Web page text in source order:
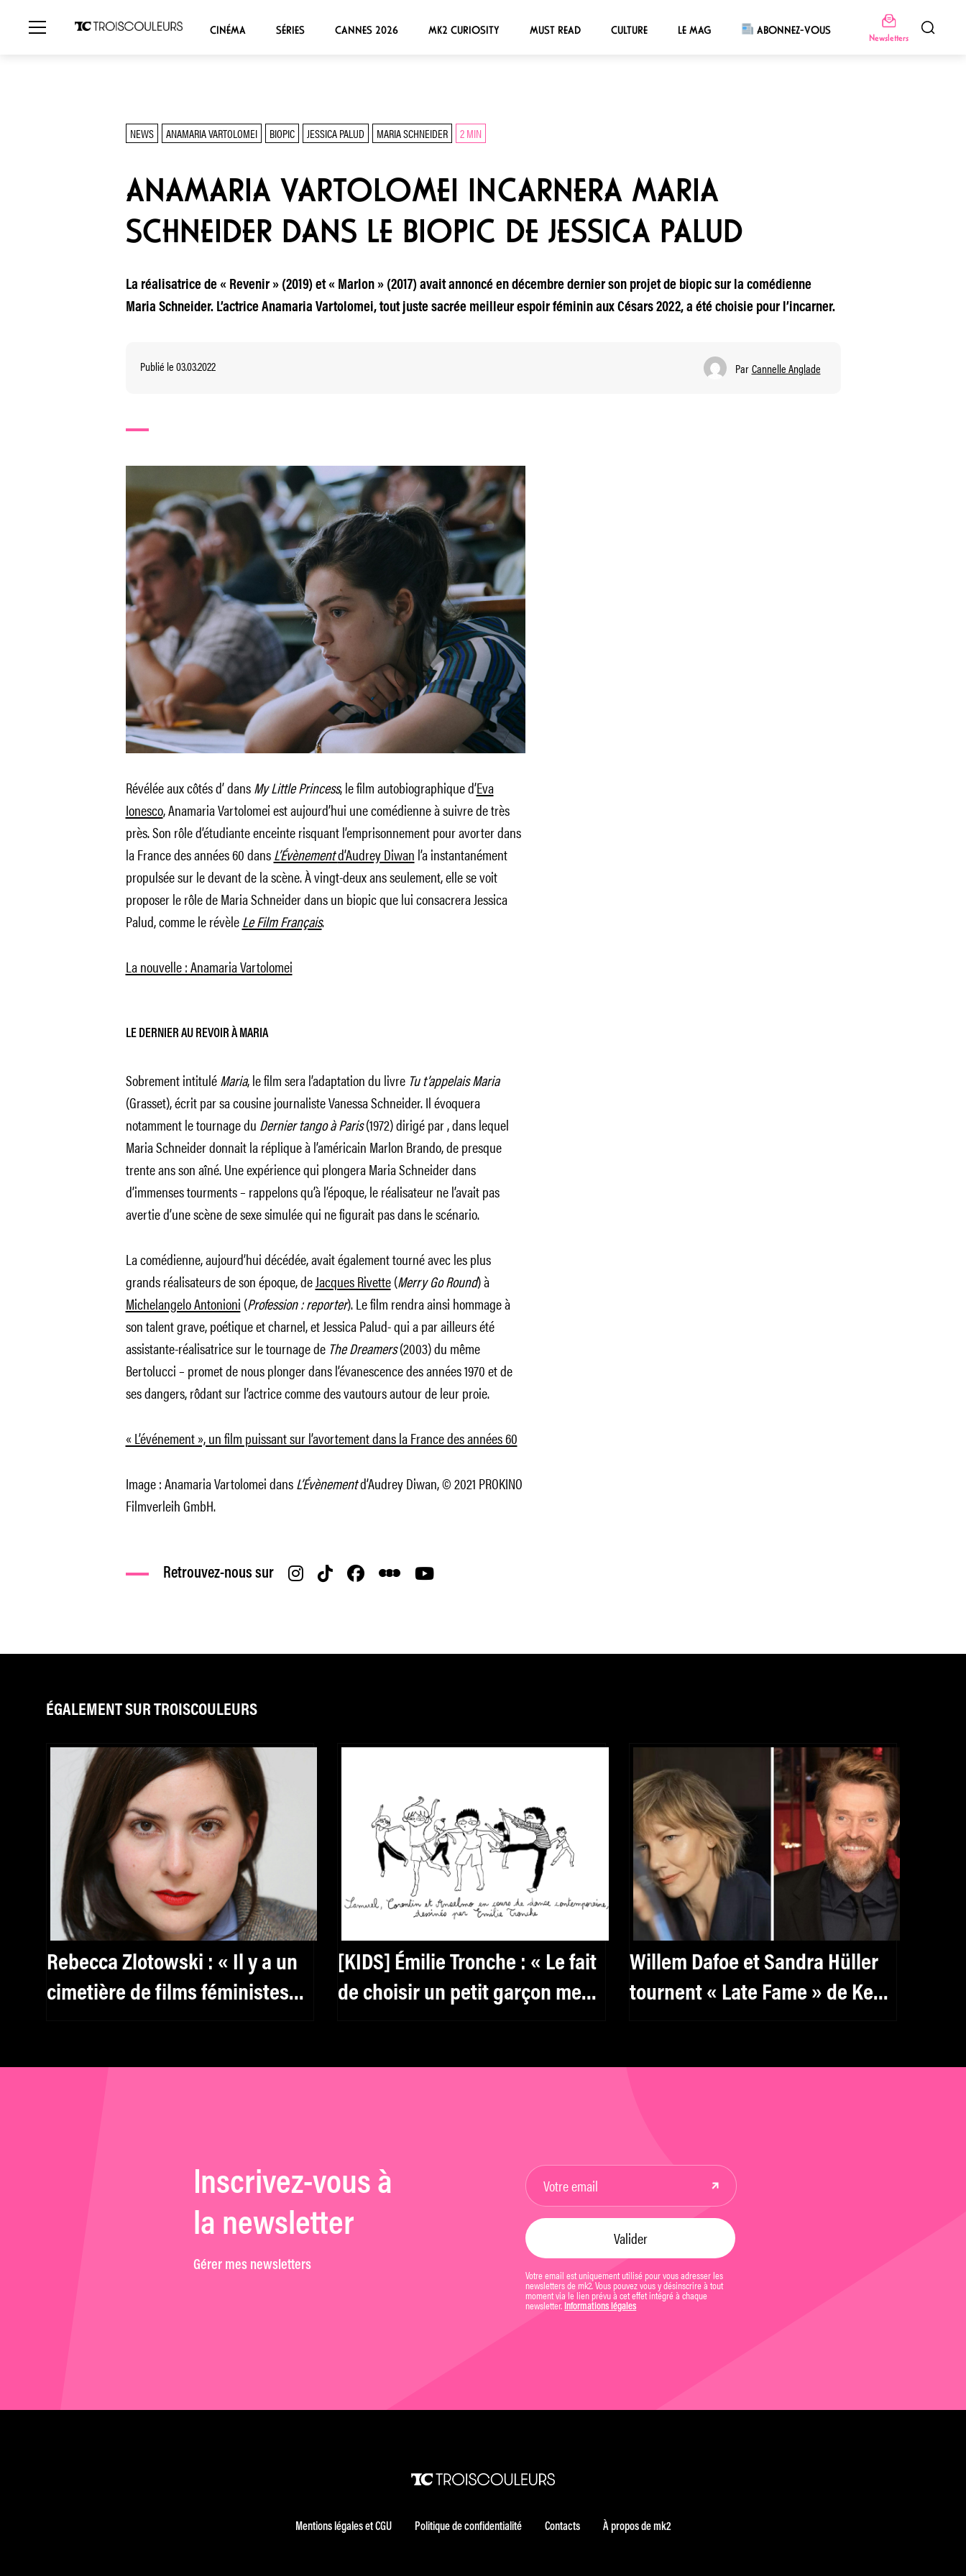
CINÉMA SÉRIES CANNES 2026 MK2 CURIOSITY MUST READ CULTURE LE MAG ABONNEZ-VOUS
Newsletters
NEWS ANAMARIA VARTOLOMEI BIOPIC JESSICA PALUD MARIA SCHNEIDER 2 MIN
ANAMARIA VARTOLOMEI INCARNERA MARIA
SCHNEIDER DANS LE BIOPIC DE JESSICA PALUD
La réalisatrice de « Revenir » (2019) et « Marlon » (2017) avait annoncé en décembre dernier son projet de biopic sur la comédienne
Maria Schneider. L’actrice Anamaria Vartolomei, tout juste sacrée meilleur espoir féminin aux Césars 2022, a été choisie pour l’incarner.
Publié le 03.03.2022 Par Cannelle Anglade
Révélée aux côtés d’ dansMy Little Princess, le film autobiographique d’Eva
Ionesco, Anamaria Vartolomei est aujourd’hui une comédienne à suivre de très
près. Son rôle d’étudiante enceinte risquant l’emprisonnement pour avorter dans
la France des années 60 dansL’Évènementd’Audrey Diwan l’a instantanément
propulsée sur le devant de la scène. À vingt-deux ans seulement, elle se voit
proposer le rôle de Maria Schneider dans un biopic que lui consacrera Jessica
Palud, comme le révèleLe Film Français.
La nouvelle : Anamaria Vartolomei
LE DERNIER AU REVOIR À MARIA
Sobrement intituléMaria, le film sera l’adaptation du livre Tu t’appelais Maria
(Grasset), écrit par sa cousine journaliste Vanessa Schneider. Il évoquera
notamment le tournage du Dernier tango à Paris(1972) dirigé par , dans lequel
Maria Schneider donnait la réplique à l’américain Marlon Brando, de presque
trente ans son aîné. Une expérience qui plongera Maria Schneider dans
d’immenses tourments – rappelons qu’à l’époque, le réalisateur ne l’avait pas
avertie d’une scène de sexe simulée qui ne figurait pas dans le scénario.
La comédienne, aujourd’hui décédée, avait également tourné avec les plus
grands réalisateurs de son époque, deJacques Rivette(Merry Go Round) à
Michelangelo Antonioni (Profession : reporter). Le film rendra ainsi hommage à
son talent grave, poétique et charnel, et Jessica Palud- qui a par ailleurs été
assistante-réalisatrice sur le tournage de The Dreamers(2003) du même
Bertolucci – promet de nous plonger dans l’évanescence des années 1970 et de
ses dangers, rôdant sur l’actrice comme des vautours autour de leur proie.
« L’événement », un film puissant sur l’avortement dans la France des années 60
Image : Anamaria Vartolomei dansL’Évènementd’Audrey Diwan, © 2021 PROKINO
Filmverleih GmbH.
Retrouvez-nous sur
ÉGALEMENT SUR TROISCOULEURS
Rebecca Zlotowski : « Il y a un
cimetière de films féministes
[KIDS] Émilie Tronche : « Le fait
de choisir un petit garçon me
Willem Dafoe et Sandra Hüller
tournent « Late Fame » de Kent
Inscrivez-vous à
la newsletter
Gérer mes newsletters
Votre email est uniquement utilisé pour vous adresser les
newsletters de mk2. Vous pouvez vous y désinscrire à tout
moment via le lien prévu à cet effet intégré à chaque
newsletter. Informations légales
Mentions légales et CGU Politique de confidentialité Contacts À propos de mk2